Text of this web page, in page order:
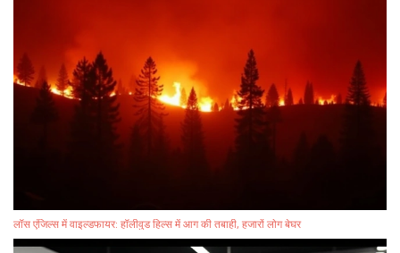
लॉस एंजिल्स में वाइल्डफायर: हॉलीवुड हिल्स में आग की तबाही, हजारों लोग बेघर